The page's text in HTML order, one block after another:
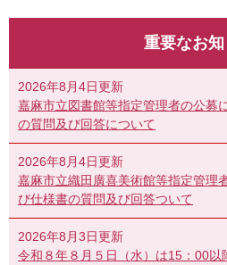
重要なお
2026年8月4日更新
嘉麻市立図書館等指定管理者の公募
の質問及び回答について
2026年8月4日更新
嘉麻市立織田廣喜美術館等指定管理
び仕様書の質問及び回答ついて
2026年8月3日更新
令和８年８月５日（水）は15：00以